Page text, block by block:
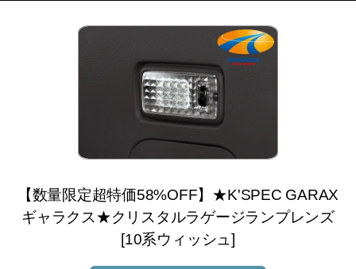
【数量限定超特価58%OFF】★K'SPEC GARAX
ギャラクス★クリスタルラゲージランプレンズ
[10系ウィッシュ]